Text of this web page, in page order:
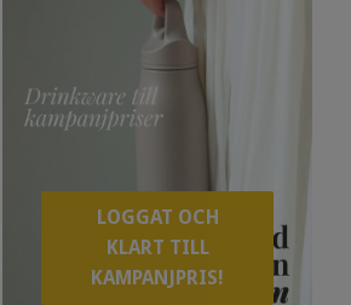
LOGGAT OCH
KLART TILL
KAMPANJPRIS!